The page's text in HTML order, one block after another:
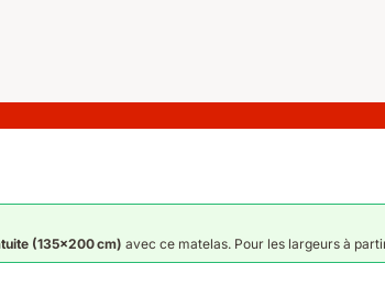
(135x200 cm) avec ce matelas. Pour les largeurs à